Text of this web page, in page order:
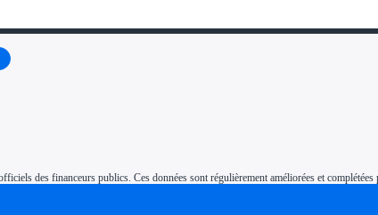
des financeurs publics. Ces données sont régulièrement améliorées et complétées